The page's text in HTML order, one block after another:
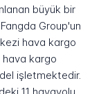
büyük bir
Group'un
hava kargo
kargo
işletmektedir.